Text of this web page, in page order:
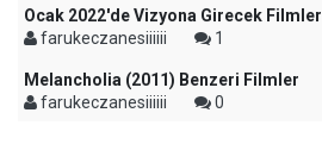
Ocak 2022'de Vizyona Girecek Filmler
farukeczanesiiiiii
1
Melancholia (2011) Benzeri Filmler
farukeczanesiiiiii
0